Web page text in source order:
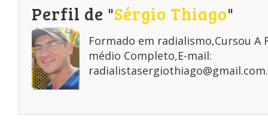
Perfil de "Sérgio Thiago"
Formado em radialismo,Cursou A
médio Completo,E-mail:
radialistasergiothiago@gmail.com.